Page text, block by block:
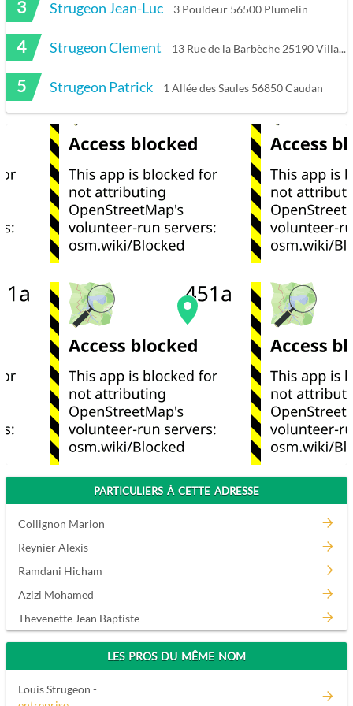
3 Strugeon Jean-Luc 3 Pouldeur 56500 Plumelin
4 Strugeon Clement 13 Rue de la Barbèche 25190 Villars-sous-Dampjoux
5 Strugeon Patrick 1 Allée des Saules 56850 Caudan
PARTICULIERS À CETTE ADRESSE
Collignon Marion
Reynier Alexis
Ramdani Hicham
Azizi Mohamed
Thevenette Jean Baptiste
LES PROS DU MÊME NOM
Louis Strugeon -